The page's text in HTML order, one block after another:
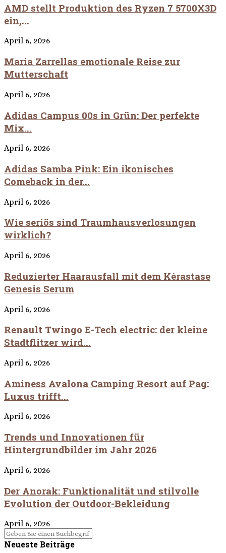
AMD stellt Produktion des Ryzen 7 5700X3D
ein,...
April 6, 2026
Maria Zarrellas emotionale Reise zur
Mutterschaft
April 6, 2026
Adidas Campus 00s in Grün: Der perfekte
Mix...
April 6, 2026
Adidas Samba Pink: Ein ikonisches
Comeback in der...
April 6, 2026
Wie seriös sind Traumhausverlosungen
wirklich?
April 6, 2026
Reduzierter Haarausfall mit dem Kérastase
Genesis Serum
April 6, 2026
Renault Twingo E-Tech electric: der kleine
Stadtflitzer wird...
April 6, 2026
Aminess Avalona Camping Resort auf Pag:
Luxus trifft...
April 6, 2026
Trends und Innovationen für
Hintergrundbilder im Jahr 2026
April 6, 2026
Der Anorak: Funktionalität und stilvolle
Evolution der Outdoor-Bekleidung
April 6, 2026
Neueste Beiträge